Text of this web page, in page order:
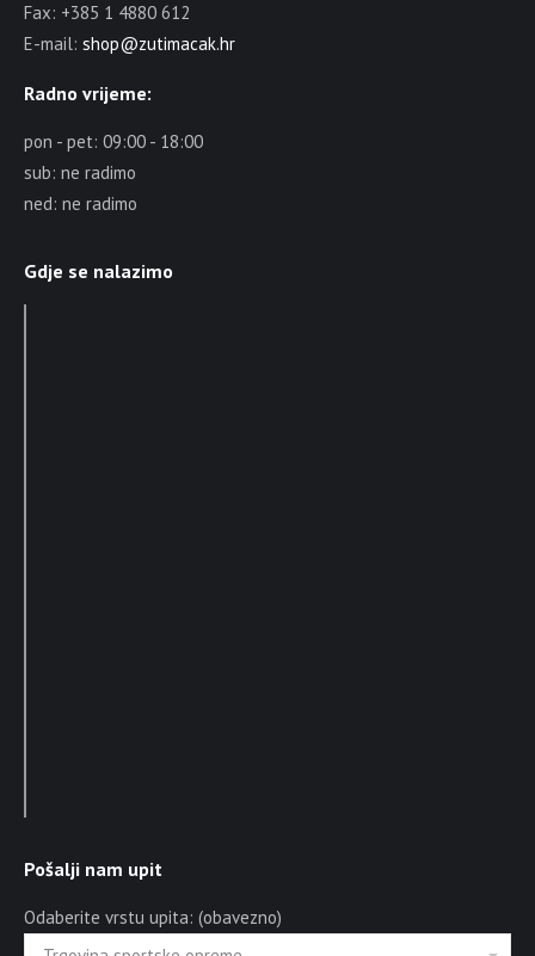
Fax: +385 1 4880 612
E-mail: shop@zutimacak.hr
Radno vrijeme:
pon - pet: 09:00 - 18:00
sub: ne radimo
ned: ne radimo
Gdje se nalazimo
Pošalji nam upit
Odaberite vrstu upita: (obavezno)